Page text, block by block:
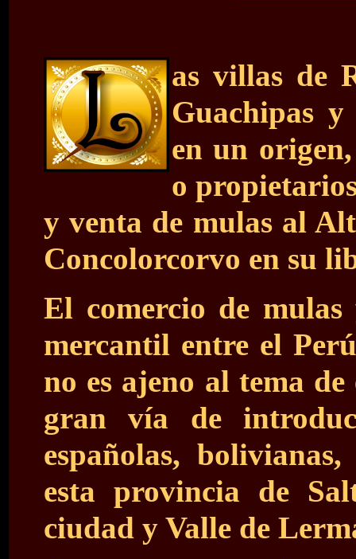
as villas de
Guachipas
en un
o
y venta de mulas al
Concolorcorvo en su
El comercio de
mercantil entre el
no es ajeno al tema
gran vía de
españolas,
esta provincia de
ciudad y Valle de